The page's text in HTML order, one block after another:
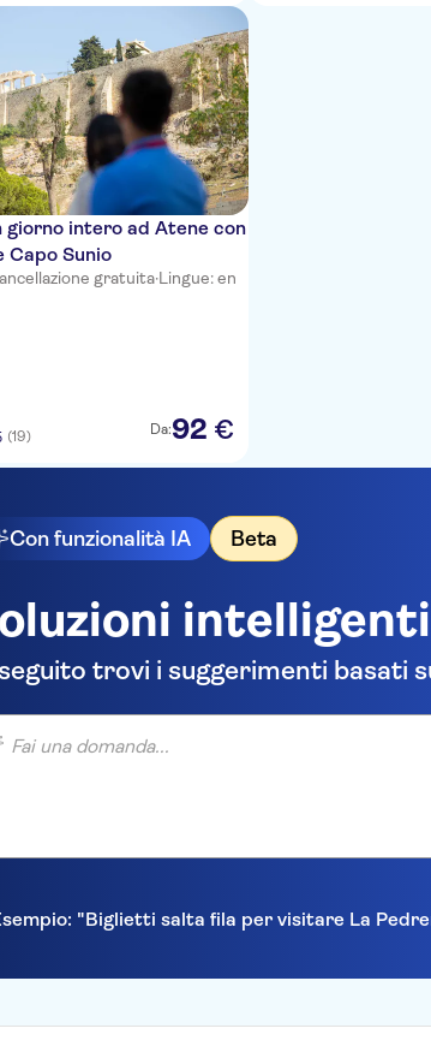
giorno intero ad Atene con
Capo Sunio
gratuita·Lingue: en
(19) Da:92 €
Con funzionalità IA Beta
intelligenti
trovi i suggerimenti basati
domanda...
"Biglietti salta fila per visitare La